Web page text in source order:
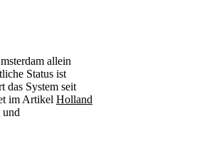
allein
Status ist
das System seit
im Artikel Holland
und